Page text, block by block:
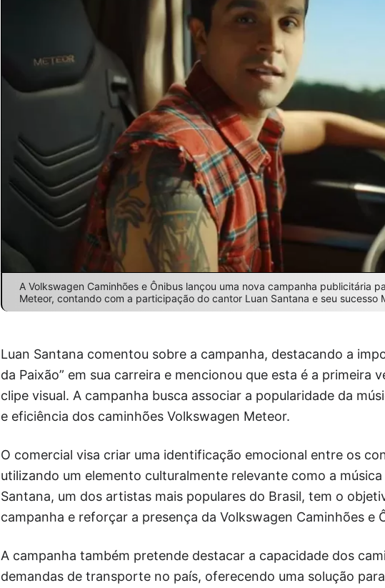
A Volkswagen Caminhões e Ônibus lançou uma nova campanha publicitária
Meteor, contando com a participação do cantor Luan Santana e seu sucesso
Luan Santana comentou sobre a campanha, destacando a
da Paixão” em sua carreira e mencionou que esta é a primeira
clipe visual. A campanha busca associar a popularidade da
e eficiência dos caminhões Volkswagen Meteor.
O comercial visa criar uma identificação emocional entre os
utilizando um elemento culturalmente relevante como a
Santana, um dos artistas mais populares do Brasil, tem o
campanha e reforçar a presença da Volkswagen Caminhões e
A campanha também pretende destacar a capacidade dos
demandas de transporte no país, oferecendo uma solução